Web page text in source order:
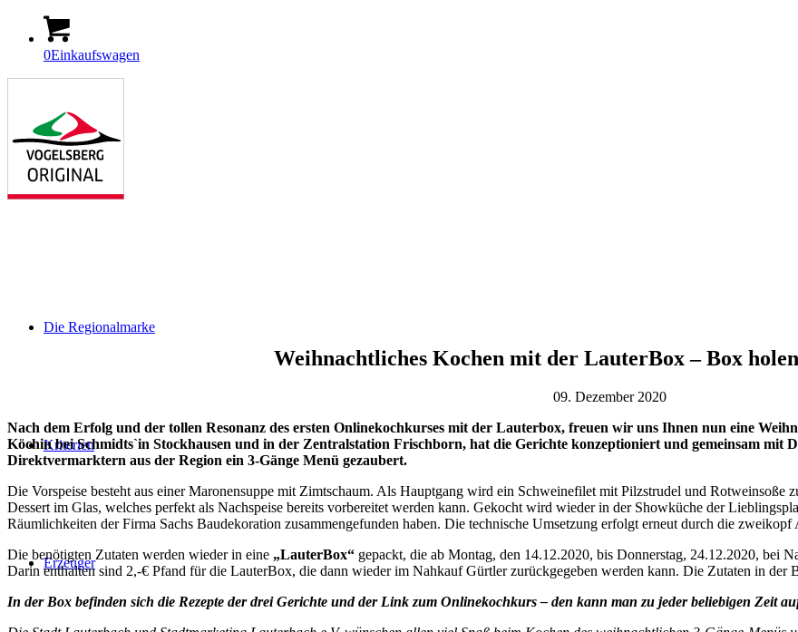
0Einkaufswagen
Die Regionalmarke
Kriterien
Erzeuger
Weihnachtliches Kochen mit der LauterBox – Box
09. Dezember 2020
Nach dem Erfolg und der tollen Resonanz des ersten Onlinekochkurses mit der Lauterbox, freuen wir uns Ihnen nun eine
Köchin bei Schmidts`in Stockhausen und in der Zentralstation Frischborn, hat die Gerichte konzeptioniert und gemeinsam mit
Direktvermarktern aus der Region ein 3-Gänge Menü gezaubert.
Die Vorspeise besteht aus einer Maronensuppe mit Zimtschaum. Als Hauptgang wird ein Schweinefilet mit Pilzstrudel und Rotweinsoße
Dessert im Glas, welches perfekt als Nachspeise bereits vorbereitet werden kann. Gekocht wird wieder in der Showküche der
Räumlichkeiten der Firma Sachs Baudekoration zusammengefunden haben. Die technische Umsetzung erfolgt erneut durch die zweikopf
Die benötigten Zutaten werden wieder in eine „LauterBox“ gepackt, die ab Montag, den 14.12.2020, bis Donnerstag, 24.12.2020, bei
Darin enthalten sind 2,-€ Pfand für die LauterBox, die dann wieder im Nahkauf Gürtler zurückgegeben werden kann. Die Zutaten in der
In der Box befinden sich die Rezepte der drei Gerichte und der Link zum Onlinekochkurs – den kann man zu jeder beliebigen Zeit